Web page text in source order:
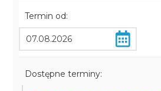
Termin od:
Dostępne terminy: